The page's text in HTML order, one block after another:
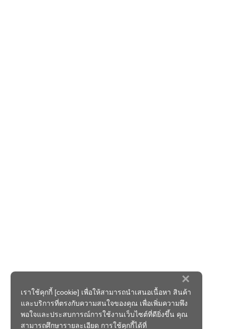
×
เราใช้คุกกี้ [cookie] เพื่อให้สามารถนำเสนอเนื้อหา สินค้า
และบริการที่ตรงกับความสนใจของคุณ เพื่อเพิ่มความพึง
พอใจและประสบการณ์การใช้งานเว็บไซต์ที่ดียิ่งขึ้น คุณ
สามารถศึกษารายละเอียด การใช้คุกกี้ได้ที่